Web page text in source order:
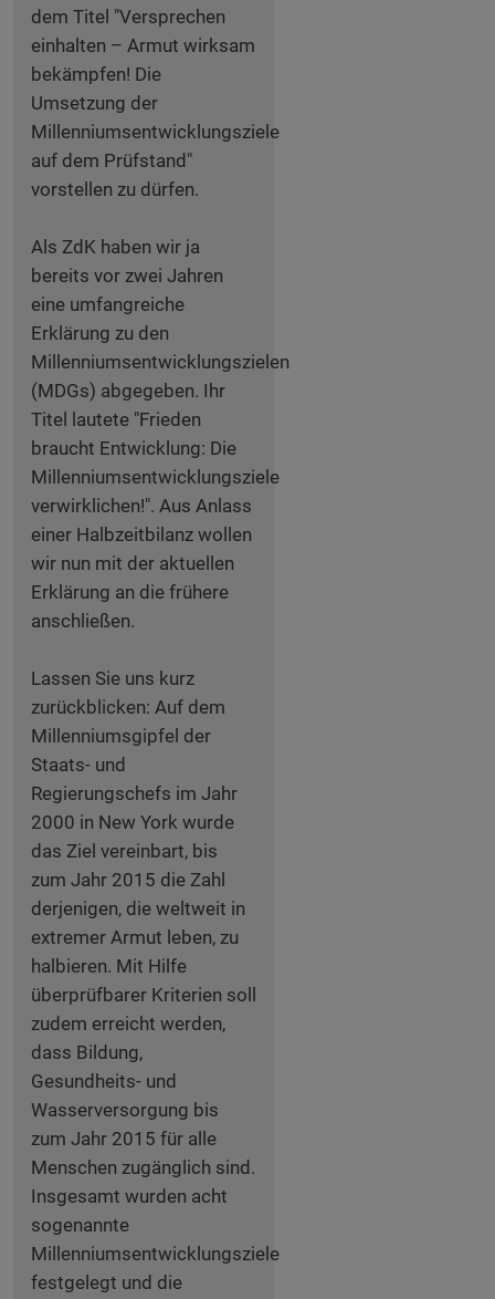
dem Titel "Versprechen
einhalten – Armut wirksam
bekämpfen! Die
Umsetzung der
Millenniumsentwicklungsziele
auf dem Prüfstand"
vorstellen zu dürfen.
Als ZdK haben wir ja
bereits vor zwei Jahren
eine umfangreiche
Erklärung zu den
Millenniumsentwicklungszielen
(MDGs) abgegeben. Ihr
Titel lautete "Frieden
braucht Entwicklung: Die
Millenniumsentwicklungsziele
verwirklichen!". Aus Anlass
einer Halbzeitbilanz wollen
wir nun mit der aktuellen
Erklärung an die frühere
anschließen.
Lassen Sie uns kurz
zurückblicken: Auf dem
Millenniumsgipfel der
Staats- und
Regierungschefs im Jahr
2000 in New York wurde
das Ziel vereinbart, bis
zum Jahr 2015 die Zahl
derjenigen, die weltweit in
extremer Armut leben, zu
halbieren. Mit Hilfe
überprüfbarer Kriterien soll
zudem erreicht werden,
dass Bildung,
Gesundheits- und
Wasserversorgung bis
zum Jahr 2015 für alle
Menschen zugänglich sind.
Insgesamt wurden acht
sogenannte
Millenniumsentwicklungsziele
festgelegt und die